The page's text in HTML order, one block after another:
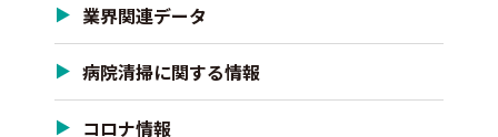
業界関連データ
病院清掃に関する情報
コロナ情報